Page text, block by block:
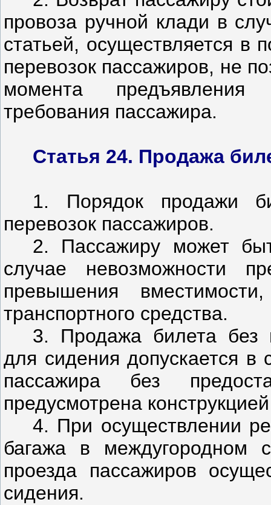
провоза ручной клади в
статьей, осуществляется в
перевозок пассажиров, не
момента предъявления
требования пассажира.
Статья 24. Продажа
1. Порядок продажи
перевозок пассажиров.
2. Пассажиру может
случае невозможности
превышения
транспортного средства.
3. Продажа билета без
для сидения допускается в
пассажира без
предусмотрена
4. При осуществлении
багажа в междугородном
проезда пассажиров
сидения.